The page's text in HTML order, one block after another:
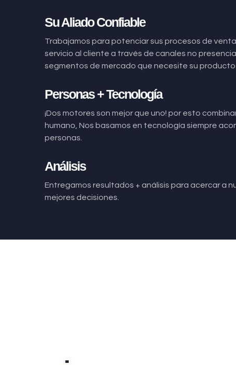
Su Aliado Confiable
Trabajamos para potenciar sus procesos de
servicio al cliente a través de canales no
segmentos de mercado que necesite su producto
Personas + Tecnología
¡Dos motores son mejor que uno! por esto
humano, Nos basamos en tecnología siempre
personas.
Análisis
Entregamos resultados + análisis para acercar a
mejores decisiones.